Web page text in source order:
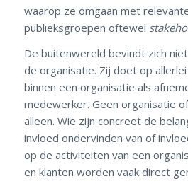
waarop ze omgaan met
publieksgroepen oftewel
De buitenwereld bevindt zich niet
de organisatie. Zij doet op
binnen een organisatie als
medewerker. Geen organisatie
alleen. Wie zijn concreet de
invloed ondervinden van of
op de activiteiten van een
en klanten worden vaak direct